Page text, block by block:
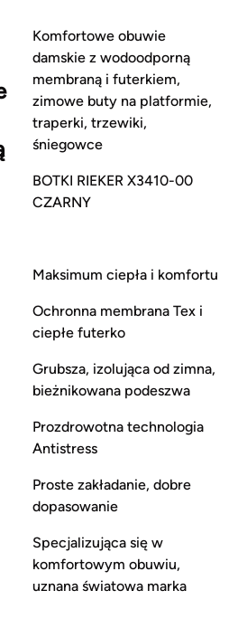
Komfortowe obuwie
damskie z wodoodporną
membraną i futerkiem,
zimowe buty na platformie,
traperki, trzewiki,
śniegowce
BOTKI RIEKER X3410-00
CZARNY
Maksimum ciepła i komfortu
Ochronna membrana Tex i
ciepłe futerko
Grubsza, izolująca od zimna,
bieżnikowana podeszwa
Prozdrowotna technologia
Antistress
Proste zakładanie, dobre
dopasowanie
Specjalizująca się w
komfortowym obuwiu,
uznana światowa marka